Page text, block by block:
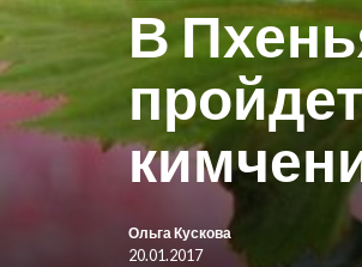
В
Ольга Кускова
20.01.2017